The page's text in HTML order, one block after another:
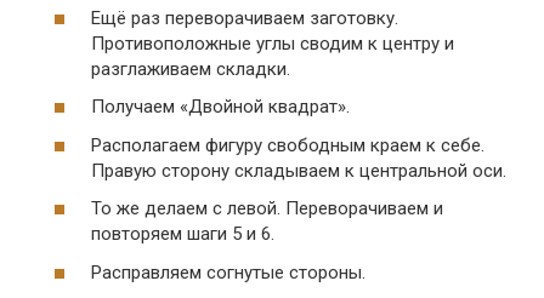
Ещё раз переворачиваем заготовку.
Противоположные углы сводим к центру и
разглаживаем складки.
Получаем «Двойной квадрат».
Располагаем фигуру свободным краем к себе.
Правую сторону складываем к центральной оси.
То же делаем с левой. Переворачиваем и
повторяем шаги 5 и 6.
Расправляем согнутые стороны.